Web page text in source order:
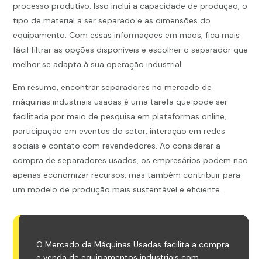
processo produtivo. Isso inclui a capacidade de produção, o
tipo de material a ser separado e as dimensões do
equipamento. Com essas informações em mãos, fica mais
fácil filtrar as opções disponíveis e escolher o separador que
melhor se adapta à sua operação industrial.
Em resumo, encontrarseparadores no mercado de
máquinas industriais usadas é uma tarefa que pode ser
facilitada por meio de pesquisa em plataformas online,
participação em eventos do setor, interação em redes
sociais e contato com revendedores. Ao considerar a
compra deseparadores usados, os empresários podem não
apenas economizar recursos, mas também contribuir para
um modelo de produção mais sustentável e eficiente.
O Mercado de Máquinas Usadas facilita a compra